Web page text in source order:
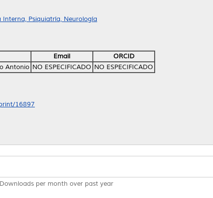
Psiquiatría, Neurología
Email
ORCID
Antonio NO ESPECIFICADO NO ESPECIFICADO
16897
Downloads per month over past year